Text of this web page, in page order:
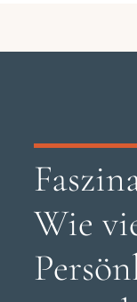
Über Mich
Gespräch buchen
Wie